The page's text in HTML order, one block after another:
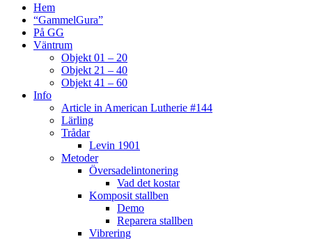
Hem
“GammelGura”
På GG
Väntrum
Objekt 01 – 20
Objekt 21 – 40
Objekt 41 – 60
Info
Article in American Lutherie #144
Lärling
Trådar
Levin 1901
Metoder
Översadelintonering
Vad det kostar
Komposit stallben
Demo
Reparera stallben
Vibrering